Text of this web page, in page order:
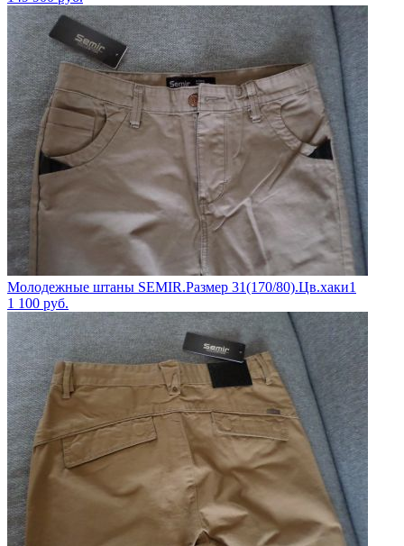
Молодежные штаны SEMIR.Размер 31(170/80).Цв.хаки1
1 100 руб.